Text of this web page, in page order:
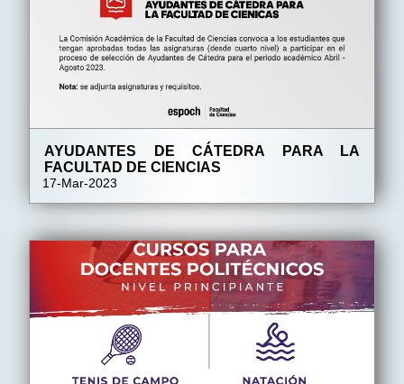
AYUDANTES DE CÁTEDRA PARA LA
FACULTAD DE CIENCIAS
17-Mar-2023